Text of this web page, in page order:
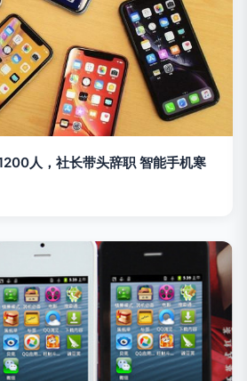
人，社长带头辞职 智能手机寒